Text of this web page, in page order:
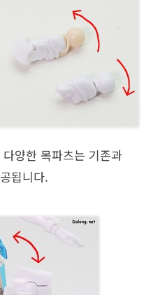
양한 목파츠는 기존과
됩니다.